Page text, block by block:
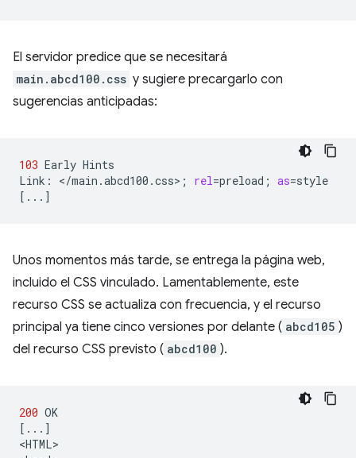
El servidor predice que se necesitará
main.abcd100.css y sugiere precargarlo con
sugerencias anticipadas:
103 Early Hints
Link:
</main.abcd100.css> ; rel=preload ; as=
[ ... ]
Unos momentos más tarde, se entrega la página web,
incluido el CSS vinculado. Lamentablemente, este
recurso CSS se actualiza con frecuencia, y el recurso
principal ya tiene cinco versiones por delante ( abcd105 )
del recurso CSS previsto ( abcd100 ).
200
[ ... ]
<HTML>